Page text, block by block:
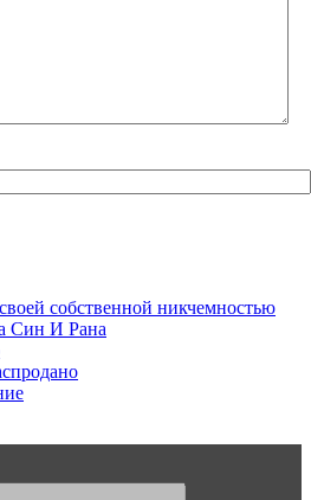
собственной никчемностью
Син И Рана